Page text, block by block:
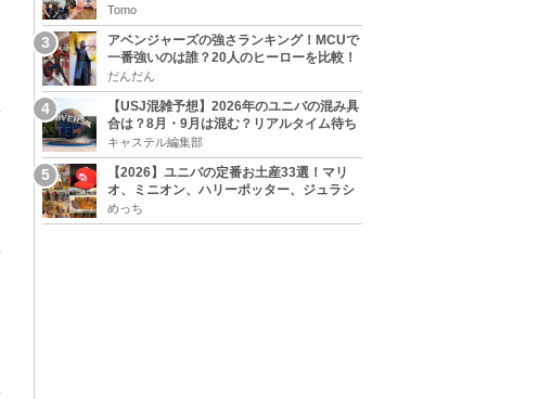
をチェック
Tomo
アベンジャーズの強さランキング！MCUで
一番強いのは誰？20人のヒーローを比較！
だんだん
【USJ混雑予想】2026年のユニバの混み具
合は？8月・9月は混む？リアルタイム待ち
時間アプリも
キャステル編集部
【2026】ユニバの定番お土産33選！マリ
オ、ミニオン、ハリーポッター、ジュラシ
ックパーク、セサミ、SINGなどのグッズ情
報
めっち